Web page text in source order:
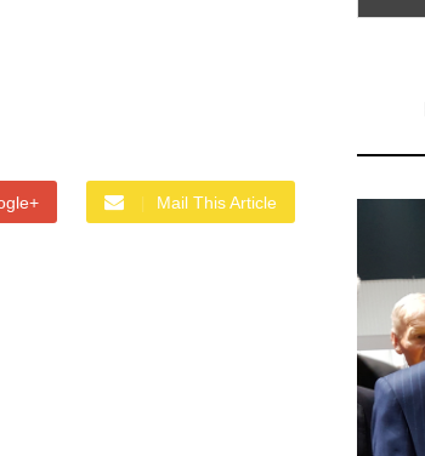
Mail This Article